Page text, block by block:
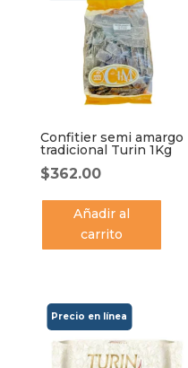
Confitier semi amargo
tradicional Turin 1Kg
$362.00
Añadir al
carrito